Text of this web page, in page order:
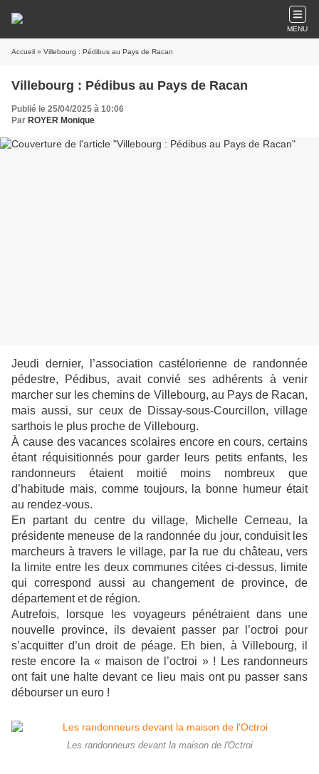
MENU
Accueil » Villebourg : Pédibus au Pays de Racan
Villebourg : Pédibus au Pays de Racan
Publié le 25/04/2025 à 10:06
Par ROYER Monique
Jeudi dernier, l’association castélorienne de randonnée
pédestre, Pédibus, avait convié ses adhérents à venir
marcher sur les chemins de Villebourg, au Pays de Racan,
mais aussi, sur ceux de Dissay-sous-Courcillon, village
sarthois le plus proche de Villebourg.
À cause des vacances scolaires encore en cours, certains
étant réquisitionnés pour garder leurs petits enfants, les
randonneurs étaient moitié moins nombreux que
d’habitude mais, comme toujours, la bonne humeur était
au rendez-vous.
En partant du centre du village, Michelle Cerneau, la
présidente meneuse de la randonnée du jour, conduisit les
marcheurs à travers le village, par la rue du château, vers
la limite entre les deux communes citées ci-dessus, limite
qui correspond aussi au changement de province, de
département et de région.
Autrefois, lorsque les voyageurs pénétraient dans une
nouvelle province, ils devaient passer par l’octroi pour
s’acquitter d’un droit de péage. Eh bien, à Villebourg, il
reste encore la « maison de l’octroi » ! Les randonneurs
ont fait une halte devant ce lieu mais ont pu passer sans
débourser un euro !
Les randonneurs devant la maison de l'Octroi